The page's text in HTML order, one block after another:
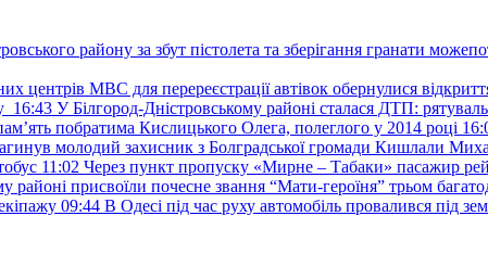
району за збут пістолета та зберігання гранати
центрів МВС для перереєстрації автівок обернулися
16:43 У Білгород-Дністровському районі сталася ДТП:
побратима Кислицького Олега, полеглого у 2014 році
молодий захисник з Болградської громади Кишлали
11:02 Через пункт пропуску «Мирне – Табаки» пасажир
районі присвоїли почесне звання “Мати-героїня” трьом
09:44 В Одесі під час руху автомобіль провалився під